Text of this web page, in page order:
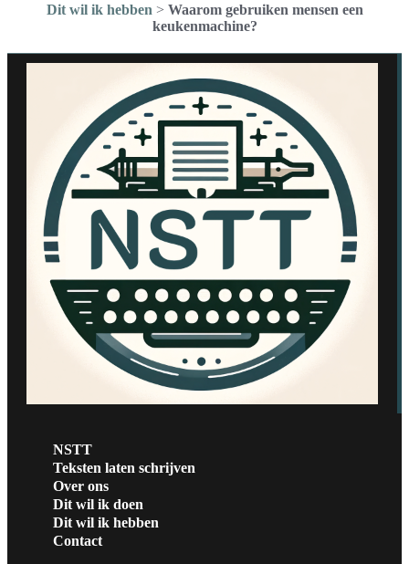
Dit wil ik hebben > Waarom gebruiken mensen een
keukenmachine?
NSTT
Teksten laten schrijven
Over ons
Dit wil ik doen
Dit wil ik hebben
Contact